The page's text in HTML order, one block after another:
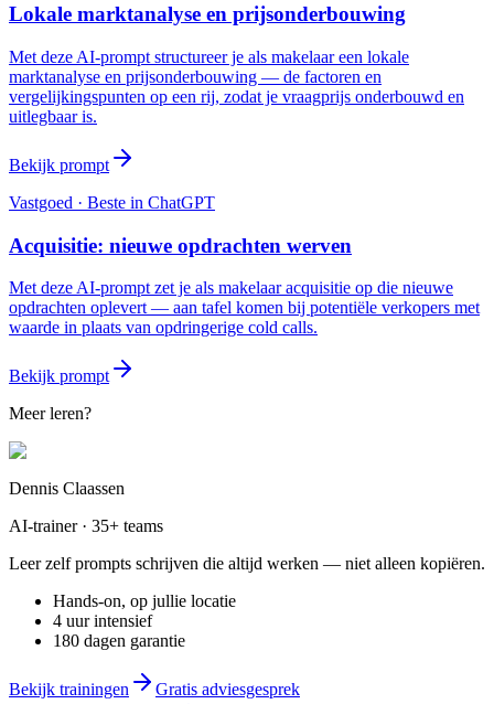
Lokale marktanalyse en prijsonderbouwing
Met deze AI-prompt structureer je als makelaar een lokale
marktanalyse en prijsonderbouwing — de factoren en
vergelijkingspunten op een rij, zodat je vraagprijs onderbouwd en
uitlegbaar is.
Bekijk prompt
Vastgoed · Beste in ChatGPT
Acquisitie: nieuwe opdrachten werven
Met deze AI-prompt zet je als makelaar acquisitie op die nieuwe
opdrachten oplevert — aan tafel komen bij potentiële verkopers met
waarde in plaats van opdringerige cold calls.
Bekijk prompt
Meer leren?
Dennis Claassen
AI-trainer · 35+ teams
Leer zelf prompts schrijven die altijd werken — niet alleen kopiëren.
Hands-on, op jullie locatie
4 uur intensief
180 dagen garantie
Bekijk trainingen
Gratis adviesgesprek